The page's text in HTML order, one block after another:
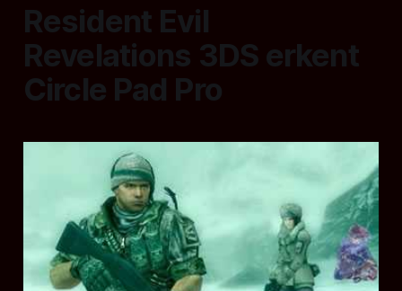
Resident Evil
Revelations 3DS erkent
Circle Pad Pro